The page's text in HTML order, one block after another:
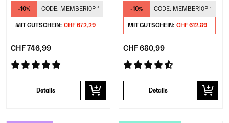
-10% CODE: MEMBER10P *
MIT GUTSCHEIN: CHF 672,29
CHF 746,99
Details
-10% CODE: MEMBER10P *
MIT GUTSCHEIN: CHF 612,89
CHF 680,99
Details